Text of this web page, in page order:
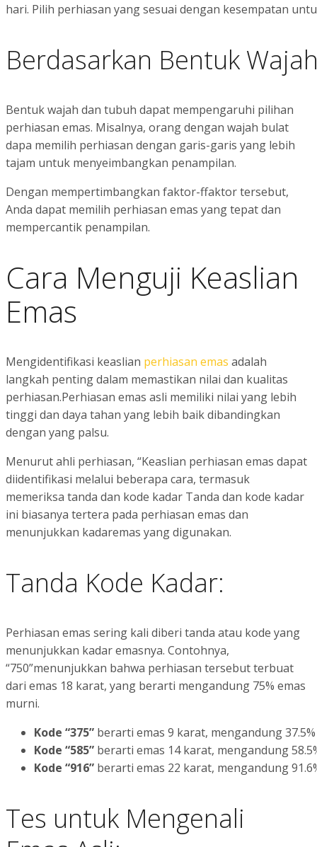
hari. Pilih perhiasan yang sesuai dengan kesempatan
Berdasarkan Bentuk
Bentuk wajah dan tubuh dapat mempengaruhi pilihan
perhiasan emas. Misalnya, orang dengan wajah bulat
dapa memilih perhiasan dengan garis-garis yang lebih
tajam untuk menyeimbangkan penampilan.
Dengan mempertimbangkan faktor-ffaktor tersebut,
Anda dapat memilih perhiasan emas yang tepat dan
mempercantik penampilan.
Cara Menguji Keaslian
Emas
Mengidentifikasi keaslian perhiasan emas adalah
langkah penting dalam memastikan nilai dan kualitas
perhiasan.Perhiasan emas asli memiliki nilai yang lebih
tinggi dan daya tahan yang lebih baik dibandingkan
dengan yang palsu.
Menurut ahli perhiasan, “Keaslian perhiasan emas dapat
diidentifikasi melalui beberapa cara, termasuk
memeriksa tanda dan kode kadar Tanda dan kode kadar
ini biasanya tertera pada perhiasan emas dan
menunjukkan kadaremas yang digunakan.
Tanda Kode Kadar:
Perhiasan emas sering kali diberi tanda atau kode yang
menunjukkan kadar emasnya. Contohnya,
“750”menunjukkan bahwa perhiasan tersebut terbuat
dari emas 18 karat, yang berarti mengandung 75% emas
murni.
Kode “375” berarti emas 9 karat, mengandung 37.5%
Kode “585” berarti emas 14 karat, mengandung
Kode “916” berarti emas 22 karat, mengandung
Tes untuk Mengenali